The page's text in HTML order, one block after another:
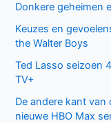
Donkere geheimen
Keuzes en
the Walter Boys
Ted Lasso seizoen
TV+
De andere kant
nieuwe HBO Max